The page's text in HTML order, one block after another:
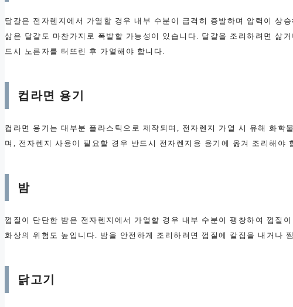
달걀은 전자렌지에서 가열할 경우 내부 수분이 급격히 증발하며 압력이 상
삶은 달걀도 마찬가지로 폭발할 가능성이 있습니다. 달걀을 조리하려면 삶
드시 노른자를 터뜨린 후 가열해야 합니다.
컵라면 용기
컵라면 용기는 대부분 플라스틱으로 제작되며, 전자렌지 가열 시 유해 화
며, 전자렌지 사용이 필요할 경우 반드시 전자렌지용 용기에 옮겨 조리해야
밤
껍질이 단단한 밤은 전자렌지에서 가열할 경우 내부 수분이 팽창하여 껍질
화상의 위험도 높입니다. 밤을 안전하게 조리하려면 껍질에 칼집을 내거나
닭고기